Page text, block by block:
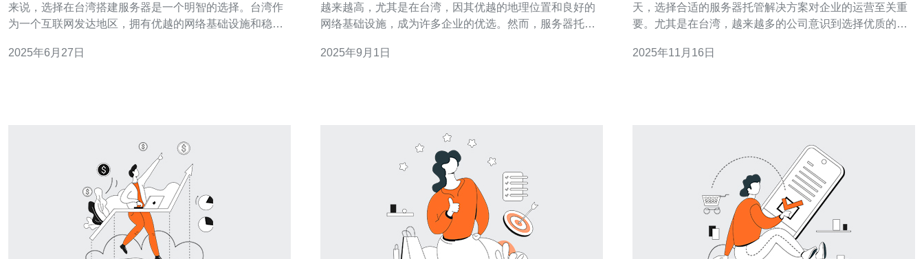
来说，选择在台湾搭建服务器是一个明智的选择。台湾作
为一个互联网发达地区，拥有优越的网络基础设施和稳定
供一站式解决方案。 在台湾搭建服务器有许多优势。首
2025年6月27日
越来越高，尤其是在台湾，因其优越的地理位置和良好的
网络基础设施，成为许多企业的优选。然而，服务器托管
因素。本文将详细探讨台湾机房服务器托管的安全性与可
2025年9月1日
天，选择合适的服务器托管解决方案对企业的运营至关重
要。尤其是在台湾，越来越多的公司意识到选择优质的机
尖的台湾服务器托管机柜品牌，并探讨选择优质品牌的重
2025年11月16日